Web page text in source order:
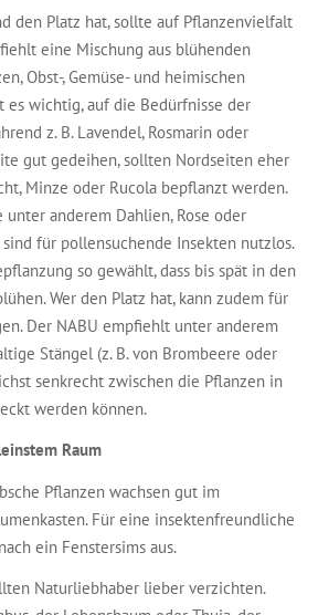
den Platz hat, sollte auf Pflanzenvielfalt
eine Mischung aus blühenden
Obst-, Gemüse- und heimischen
es wichtig, auf die Bedürfnisse der
z. B. Lavendel, Rosmarin oder
gut gedeihen, sollten Nordseiten eher
Minze oder Rucola bepflanzt werden.
anderem Dahlien, Rose oder
sind für pollensuchende Insekten nutzlos.
so gewählt, dass bis spät in den
Wer den Platz hat, kann zudem für
Der NABU empfiehlt unter anderem
Stängel (z. B. von Brombeere oder
senkrecht zwischen die Pflanzen in
werden können.
Raum
Pflanzen wachsen gut im
Für eine insektenfreundliche
ein Fenstersims aus.
Naturliebhaber lieber verzichten.